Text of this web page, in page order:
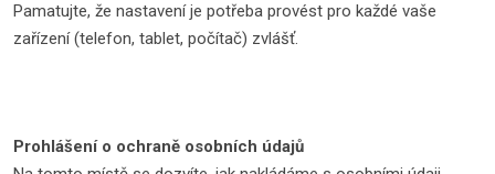
Pamatujte, že nastavení je potřeba provést pro každé vaše
zařízení (telefon, tablet, počítač) zvlášť.
Prohlášení o ochraně osobních údajů